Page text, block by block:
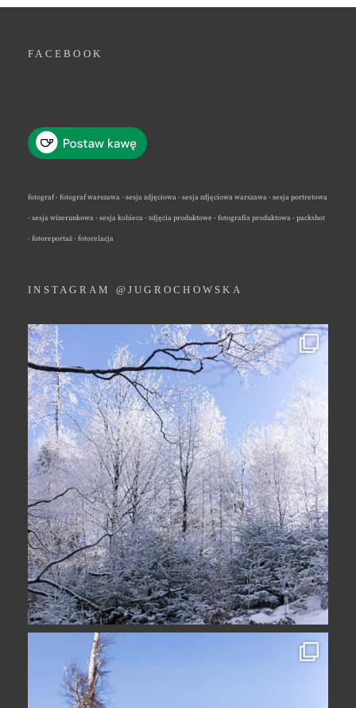
FACEBOOK
fotograf · fotograf warszawa · sesja zdjęciowa · sesja zdjęciowa warszawa · sesja portretowa
· sesja wizerunkowa · sesja kobieca · zdjęcia produktowe · fotografia produktowa · packshot
· fotoreportaż · fotorelacja
INSTAGRAM @JUGROCHOWSKA